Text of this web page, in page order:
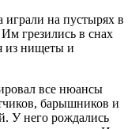
играли на пустырях в
грезились в снах
из нищеты и
все нюансы
барышников и
У него рождались